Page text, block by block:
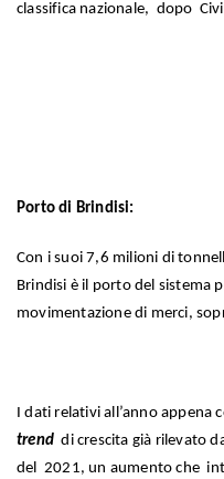
classifica nazionale, dopo
Porto di Brindisi:
Con i suoi 7,6 milioni di
Brindisi è il porto del sistema
movimentazione di merci,
I dati relativi all’anno
trenddi crescita già rilevato
del 2021, un aumento che